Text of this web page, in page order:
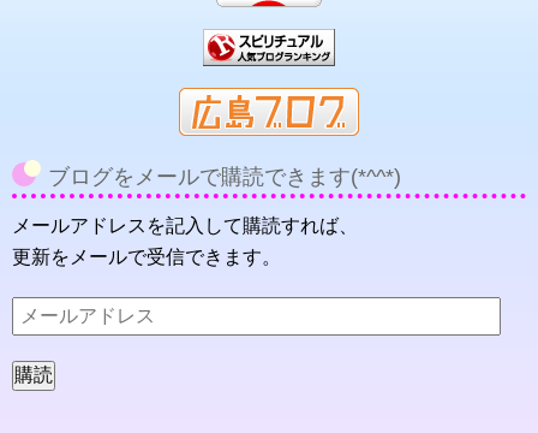
ブログをメールで購読できます(*^^*)
メールアドレスを記入して購読すれば、
更新をメールで受信できます。
メ
ル